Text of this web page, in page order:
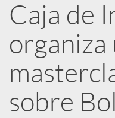
e
d
e
Caja de
organiza
sobre